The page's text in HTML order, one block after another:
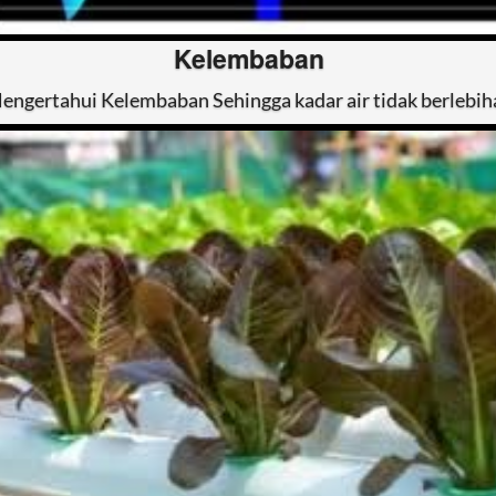
Kelembaban
Kelembaban Sehingga kadar air tidak